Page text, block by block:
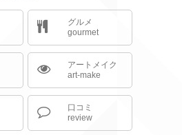
グルメ
gourmet
アートメイク
art-make
口コミ
review